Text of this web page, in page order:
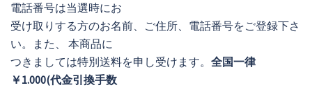
電話番号は当選時にお
受け取りする方のお名前、ご住所、電話番号をご登録下さ
い。また、 本商品に
つきましては特別送料を申し受けます。 全国一律
￥1.000(代金引換手数